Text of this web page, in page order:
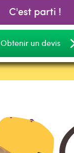
C'est parti !
Obtenir un devis